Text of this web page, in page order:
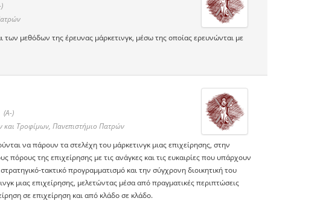
μεθόδων της έρευνας μάρκετινγκ, μέσω της οποίας ερευνώνται με
(A-)
και Τροφίμων, Πανεπιστήμιο Πατρών
να πάρουν τα στελέχη του μάρκετινγκ μιας επιχείρησης, στην
πόρους της επιχείρησης με τις ανάγκες και τις ευκαιρίες που υπάρχουν
τακτικό προγραμματισμό και την σύγχρονη διοικητική του
μιας επιχείρησης, μελετώντας μέσα από πραγματικές περιπτώσεις
σε επιχείρηση και από κλάδο σε κλάδο.